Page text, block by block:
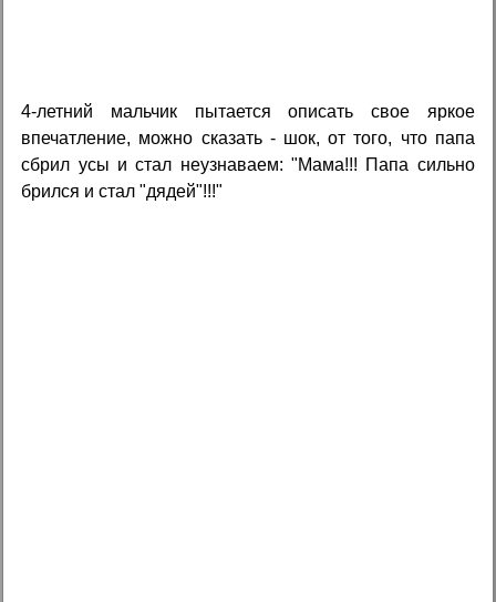
4-летний мальчик пытается описать свое яркое
впечатление, можно сказать - шок, от того, что папа
сбрил усы и стал неузнаваем: "Mама!!! Папа сильно
брился и стал "дядей"!!!"